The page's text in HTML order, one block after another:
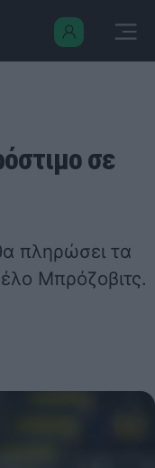
σε
πληρώσει τα
Μπρόζοβιτς.